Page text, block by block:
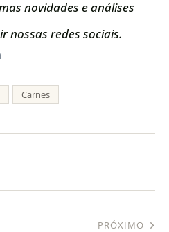
novidades e análises
nossas redes sociais.
Carnes
PRÓXIMO